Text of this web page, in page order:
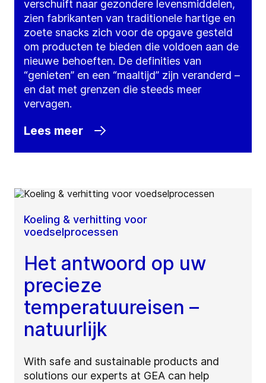
verschuift naar gezondere levensmiddelen,
zien fabrikanten van traditionele hartige en
zoete snacks zich voor de opgave gesteld
om producten te bieden die voldoen aan de
nieuwe behoeften. De definities van
“genieten” en een “maaltijd” zijn veranderd –
en dat met grenzen die steeds meer
vervagen.
Lees meer
Koeling & verhitting voor
voedselprocessen
Het antwoord op uw
precieze
temperatuureisen –
natuurlijk
With safe and sustainable products and
solutions our experts at GEA can help